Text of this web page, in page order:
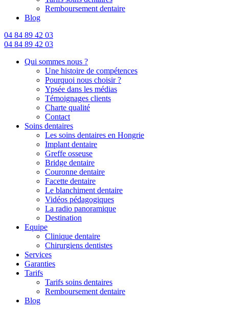
Remboursement dentaire
Blog
04 84 89 42 03
04 84 89 42 03
Qui sommes nous ?
Une histoire de compétences
Pourquoi nous choisir ?
Ypsée dans les médias
Témoignages clients
Charte qualité
Contact
Soins dentaires
Les soins dentaires en Hongrie
Implant dentaire
Greffe osseuse
Bridge dentaire
Couronne dentaire
Facette dentaire
Le blanchiment dentaire
Vidéos pédagogiques
La radio panoramique
Destination
Equipe
Clinique dentaire
Chirurgiens dentistes
Services
Garanties
Tarifs
Tarifs soins dentaires
Remboursement dentaire
Blog